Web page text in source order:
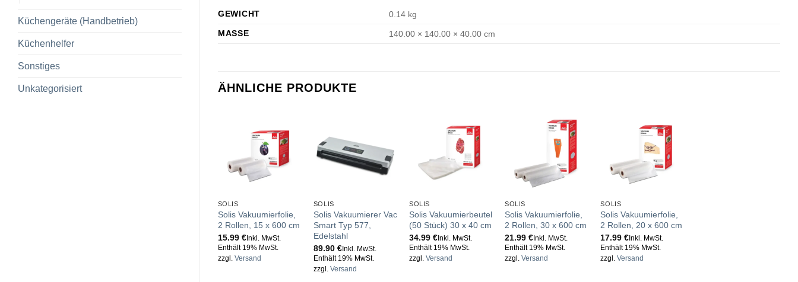
Küchengeräte (Handbetrieb)
Küchenhelfer
Sonstiges
Unkategorisiert
GEWICHT
0.14 kg
MASSE
140.00 × 140.00 × 40.00 cm
ÄHNLICHE PRODUKTE
SOLIS
Solis Vakuumierfolie,
2 Rollen, 15 x 600 cm
15.99 €Inkl. MwSt.
Enthält 19% MwSt.
zzgl. Versand
SOLIS
Solis Vakuumierer Vac
Smart Typ 577,
Edelstahl
89.90 €Inkl. MwSt.
Enthält 19% MwSt.
zzgl. Versand
SOLIS
Solis Vakuumierbeutel
(50 Stück) 30 x 40 cm
34.99€ Inkl. MwSt.
Enthält 19% MwSt.
zzgl.Versand
SOLIS
Solis Vakuumierfolie,
2 Rollen, 30 x 600 cm
21.99€ Inkl. MwSt.
Enthält 19% MwSt.
zzgl.Versand
SOLIS
Solis Vakuumierfolie,
2 Rollen, 20 x 600 cm
17.99€ Inkl. MwSt.
Enthält 19% MwSt.
zzgl.Versand